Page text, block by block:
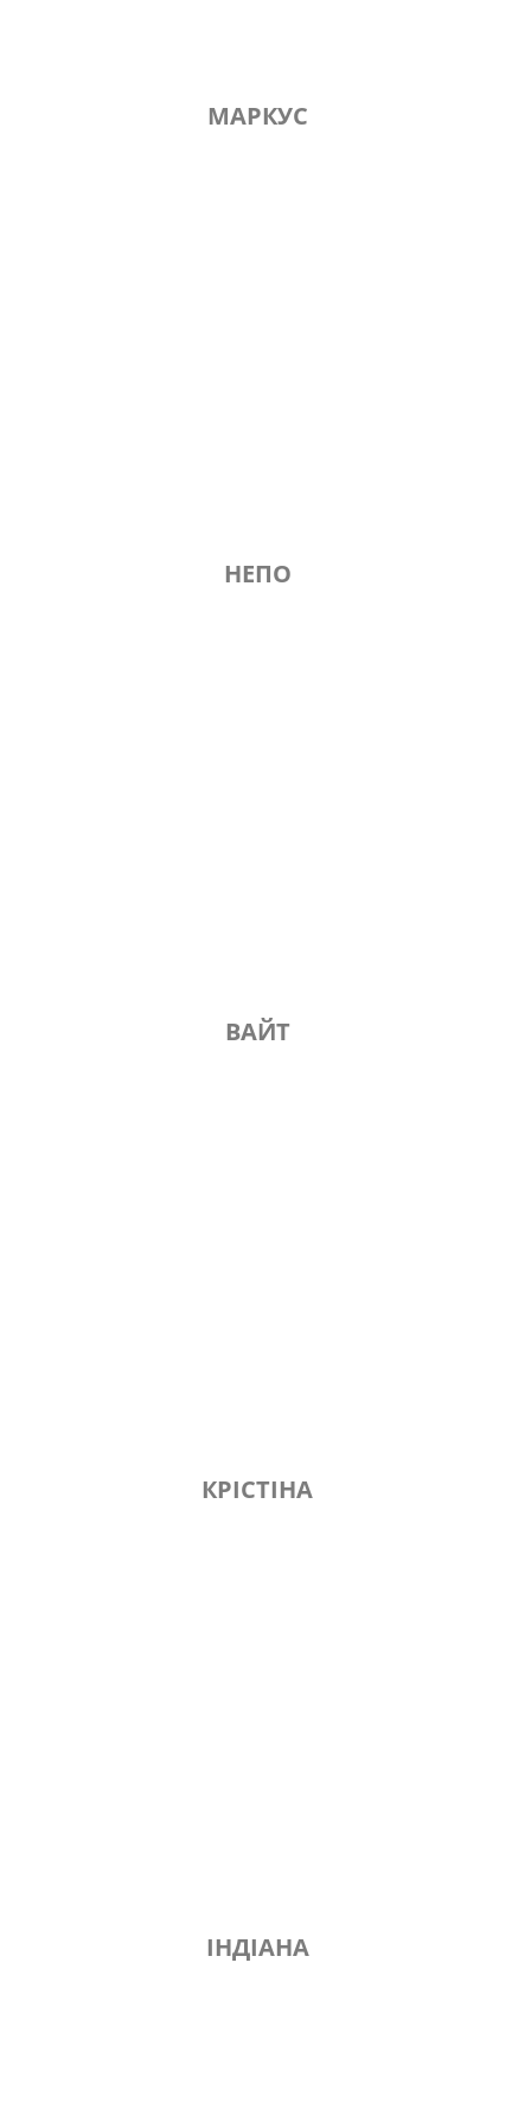
МАРКУС
НЕПО
ВАЙТ
КРІСТІНА
ІНДІАНА